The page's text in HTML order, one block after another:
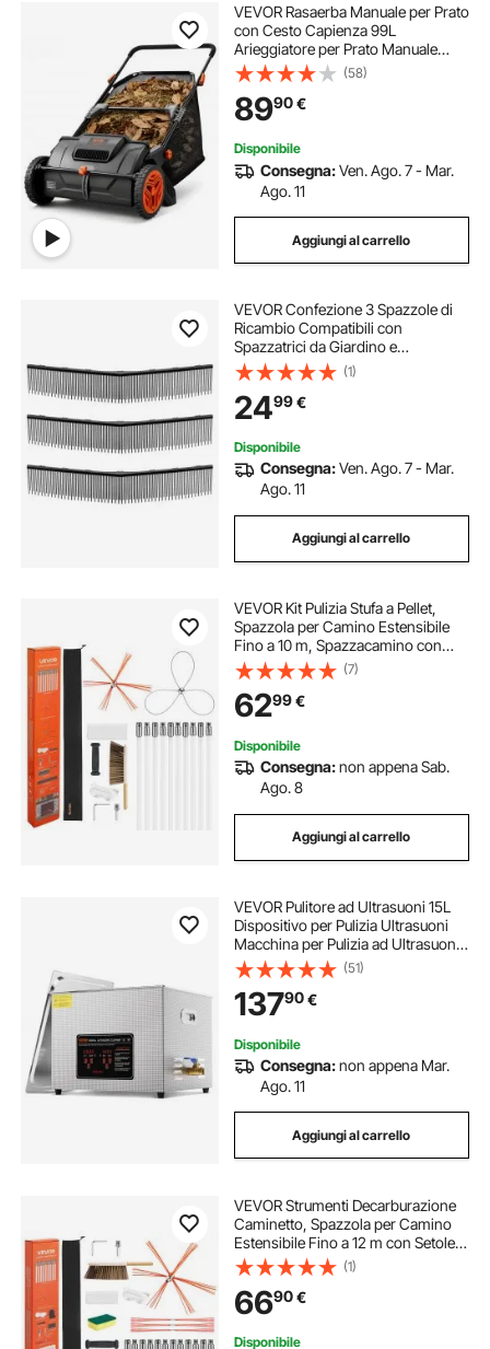
VEVOR Rasaerba Manuale per Prato
con Cesto Capienza 99L
Arieggiatore per Prato Manuale
Sacco di Raccolta Larghezza Taglio
53,5cm, Rasaerba Spazzola
Rotante Altezza Regolabile per
Prato da Giardino
(58)
8990€
Disponibile
Consegna:Ven. Ago. 7 - Mar.
Ago. 11
Aggiungi al carrello
VEVOR Confezione 3 Spazzole di
Ricambio Compatibili con
Spazzatrici da Giardino e
Raccoglitori di Foglie VEVOR da 66
cm, Paletta con Setole Resistenti a
Forma di V per Pulizia Erba Foglie e
Rifiuti
(1)
2499€
Disponibile
Consegna:Ven. Ago. 7 - Mar.
Ago. 11
Aggiungi al carrello
VEVOR Kit Pulizia Stufa a Pellet,
Spazzola per Camino Estensibile
Fino a 10 m, Spazzacamino con
Doppie Testine, Spazzola e
Occhiali, Strumento per la Pulizia
del Camino per Rettangolari e ad
Arco
(7)
6299€
Disponibile
Consegna:non appena Sab.
Ago. 8
Aggiungi al carrello
VEVOR Pulitore ad Ultrasuoni 15L
Dispositivo per Pulizia Ultrasuoni
Macchina per Pulizia ad Ultrasuoni
da 360W con Timer Riscaldatore,
Pulitore Digitale da 40 kHz con
Cestello per Parti Gioielli
(51)
13790€
Disponibile
Consegna:non appena Mar.
Ago. 11
Aggiungi al carrello
VEVOR Strumenti Decarburazione
Caminetto, Spazzola per Camino
Estensibile Fino a 12 m con Setole
di Ricambio e Occhiali Protettivi,
Strumento per Pulizia del Camino
Pieghevole, per Camini Quadrati
(1)
6690€
Disponibile